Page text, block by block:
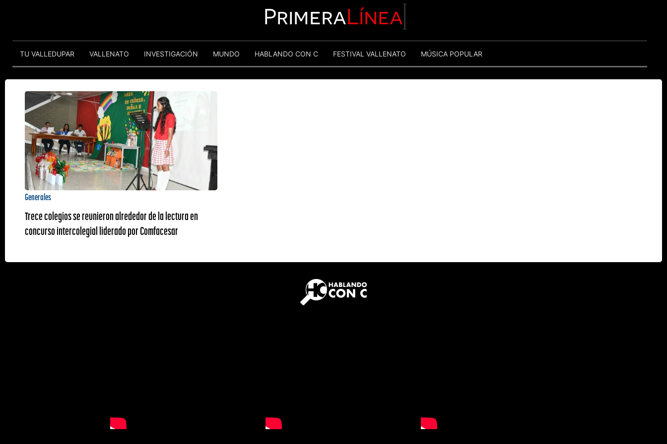
PrimeraLínea
TU VALLEDUPAR VALLENATO INVESTIGACIÓN MUNDO HABLANDO CON C FESTIVAL VALLENATO MÚSICA POPULAR
Generales
Trece colegios se reunieron alrededor de la lectura en
concurso intercolegial liderado por Comfacesar